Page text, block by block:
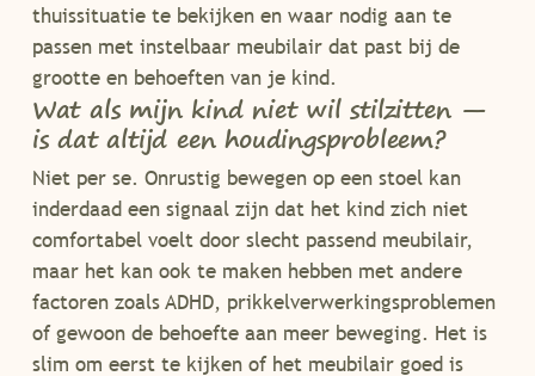
thuissituatie te bekijken en waar nodig aan te
passen met instelbaar meubilair dat past bij de
grootte en behoeften van je kind.
Wat als mijn kind niet wil stilzitten —
is dat altijd een houdingsprobleem?
Niet per se. Onrustig bewegen op een stoel kan
inderdaad een signaal zijn dat het kind zich niet
comfortabel voelt door slecht passend meubilair,
maar het kan ook te maken hebben met andere
factoren zoals ADHD, prikkelverwerkingsproblemen
of gewoon de behoefte aan meer beweging. Het is
slim om eerst te kijken of het meubilair goed is